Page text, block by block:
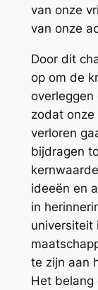
van onze
van onze
Door dit
op om de
overleggen
zodat
verloren
bijdragen
ideeën en
in
universiteit
te zijn aan
Het belang